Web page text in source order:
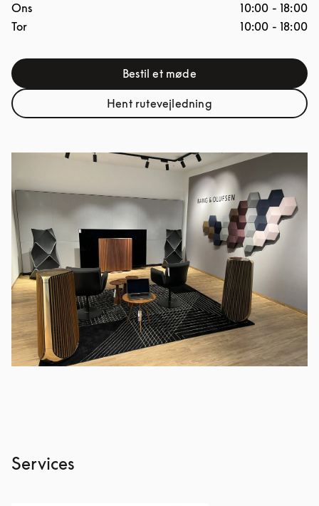
Ons
10:00 - 18:00
Tor
10:00 - 18:00
Bestil et mødeLink Opens in New Tab
Hent rutevejledningLink Opens in New Tab
Services